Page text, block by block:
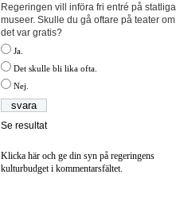
Regeringen vill införa fri entré på statliga
museer. Skulle du gå oftare på teater om
det var gratis?
Ja.
Det skulle bli lika ofta.
Nej.
Se resultat
Klicka här och ge din syn på regeringens
kulturbudget i kommentarsfältet.